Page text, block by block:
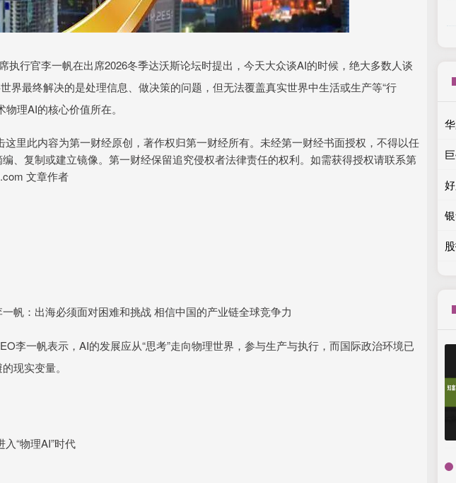
执行官李一帆在出席2026冬季达沃斯论坛时提出，今天大众谈AI的时候，绝大多数人谈
界最终解决的是处理信息、做决策的问题，但无法覆盖真实世界中生活或生产等“行
理AI的核心价值所在。
里此内容为第一财经原创，著作权归第一财经所有。未经第一财经书面授权，不得以任
、复制或建立镜像。第一财经保留追究侵权者法律责任的权利。如需获得授权请联系第
文章作者
帆：出海必须面对困难和挑战 相信中国的产业链全球竞争力
李一帆表示，AI的发展应从“思考”走向物理世界，参与生产与执行，而国际政治环境已
现实变量。
“物理AI”时代